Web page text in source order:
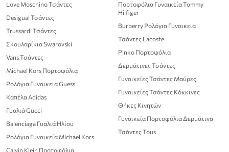
Love Moschino Τσάντες
Desigual Τσάντες
Trussardi Τσάντες
Σκουλαρίκια Swarovski
Vans Τσάντες
Michael Kors Πορτοφόλια
Ρολόγια Γυναικεια Guess
Καπέλα Adidas
Γυαλιά Gucci
Balenciaga Γυαλιά Ηλίου
Ρολόγια Γυναικεία Michael Kors
Calvin Klein Πορτοφόλια
Πορτοφόλια Γυναικεία Tommy
Hilfiger
Burberry Ρολόγια Γυναικεια
Τσάντες Lacoste
Pinko Πορτοφόλια
Δερμάτινες Τσάντες
Γυναικείες Τσάντες Μαύρες
Γυναικείες Τσάντες Κόκκινες
Θήκες Κινητών
Γυναικεία Πορτοφόλια Δερμάτινα
Τσάντες Tous